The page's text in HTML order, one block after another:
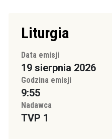
Liturgia
Data emisji
19 sierpnia 2026
Godzina emisji
9:55
Nadawca
TVP 1